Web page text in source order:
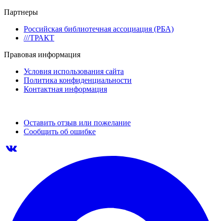
Партнеры
Российская библиотечная ассоциация (РБА)
///ТРАКТ
Правовая информация
Условия использования сайта
Политика конфиденциальности
Контактная информация
Оставить отзыв или пожелание
Сообщить об ошибке